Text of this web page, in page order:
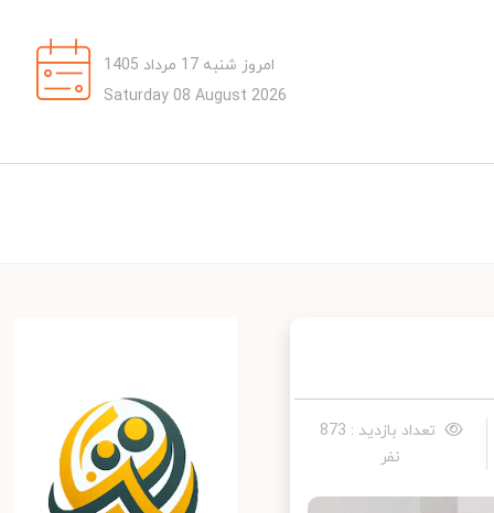
امروز شنبه 17 مرداد 1405
Saturday 08 August 2026
تعداد بازدید : 873
نفر